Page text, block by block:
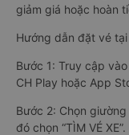
giảm giá hoặc hoàn
Hướng dẫn đặt vé
Bước 1: Truy cập
CH Play hoặc App
Bước 2: Chọn
đó chọn “TÌM VÉ XE”.